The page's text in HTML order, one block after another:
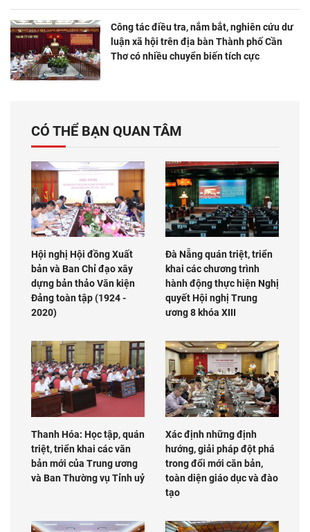
Công tác điều tra, nắm bắt, nghiên cứu dư
luận xã hội trên địa bàn Thành phố Cần
Thơ có nhiều chuyển biến tích cực
CÓ THỂ BẠN QUAN TÂM
Hội nghị Hội đồng Xuất
bản và Ban Chỉ đạo xây
dựng bản thảo Văn kiện
Đảng toàn tập (1924 -
2020)
Đà Nẵng quán triệt, triển
khai các chương trình
hành động thực hiện Nghị
quyết Hội nghị Trung
ương 8 khóa XIII
Thanh Hóa: Học tập, quán
triệt, triển khai các văn
bản mới của Trung ương
và Ban Thường vụ Tỉnh uỷ
Xác định những định
hướng, giải pháp đột phá
trong đổi mới căn bản,
toàn diện giáo dục và đào
tạo